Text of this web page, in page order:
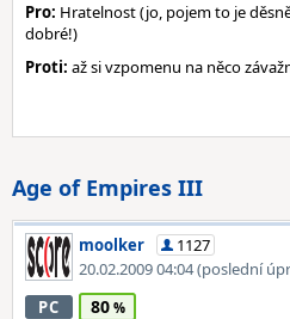
Pro: Hratelnost (jo, pojem to je
dobré!)
Proti: až si vzpomenu na něco
Age of Empires III
moolker
1127
20.02.2009 04:04(poslední
PC 80